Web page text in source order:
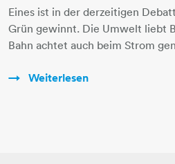
Eines ist in der derzeitigen
Grün gewinnt. Die Umwelt liebt
Bahn achtet auch beim Strom
Weiterlesen